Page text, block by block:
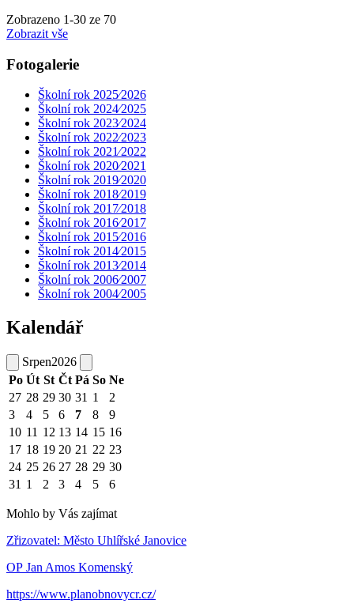
Zobrazeno 1-30 ze 70
Zobrazit vše
Fotogalerie
Školní rok 2025⁄2026
Školní rok 2024⁄2025
Školní rok 2023⁄2024
Školní rok 2022⁄2023
Školní rok 2021⁄2022
Školní rok 2020⁄2021
Školní rok 2019⁄2020
Školní rok 2018⁄2019
Školní rok 2017⁄2018
Školní rok 2016⁄2017
Školní rok 2015⁄2016
Školní rok 2014⁄2015
Školní rok 2013⁄2014
Školní rok 2006⁄2007
Školní rok 2004⁄2005
Kalendář
Srpen2026
Po Út St Čt Pá So Ne
27 28 29 30 31 1
2
3
4 5 6 7 8
9
10 11 12 13 14 15 16
17 18 19 20 21 22 23
24 25 26 27 28 29 30
31 1 2 3 4 5 6
Mohlo by Vás zajímat
Zřizovatel: Město Uhlířské Janovice
OP Jan Amos Komenský
https://www.planobnovycr.cz/